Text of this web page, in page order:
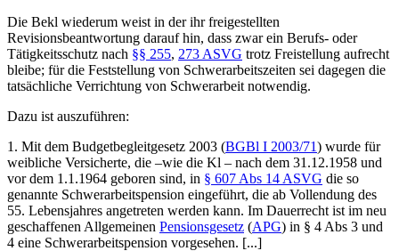
Die Bekl wiederum weist in der ihr freigestellten
Revisionsbeantwortung darauf hin, dass zwar ein Berufs- oder
Tätigkeitsschutz nach §§ 255, 273 ASVG trotz Freistellung aufrecht
bleibe; für die Feststellung von Schwerarbeitszeiten sei dagegen die
tatsächliche Verrichtung von Schwerarbeit notwendig.
Dazu ist auszuführen:
1. Mit dem Budgetbegleitgesetz 2003 (BGBl I 2003/71) wurde für
weibliche Versicherte, die –wie die Kl – nach dem 31.12.1958 und
vor dem 1.1.1964 geboren sind, in § 607 Abs 14 ASVG die so
genannte Schwerarbeitspension eingeführt, die ab Vollendung des
55. Lebensjahres angetreten werden kann. Im Dauerrecht ist im neu
geschaffenen Allgemeinen Pensionsgesetz (APG) in § 4 Abs 3 und
4 eine Schwerarbeitspension vorgesehen. [...]